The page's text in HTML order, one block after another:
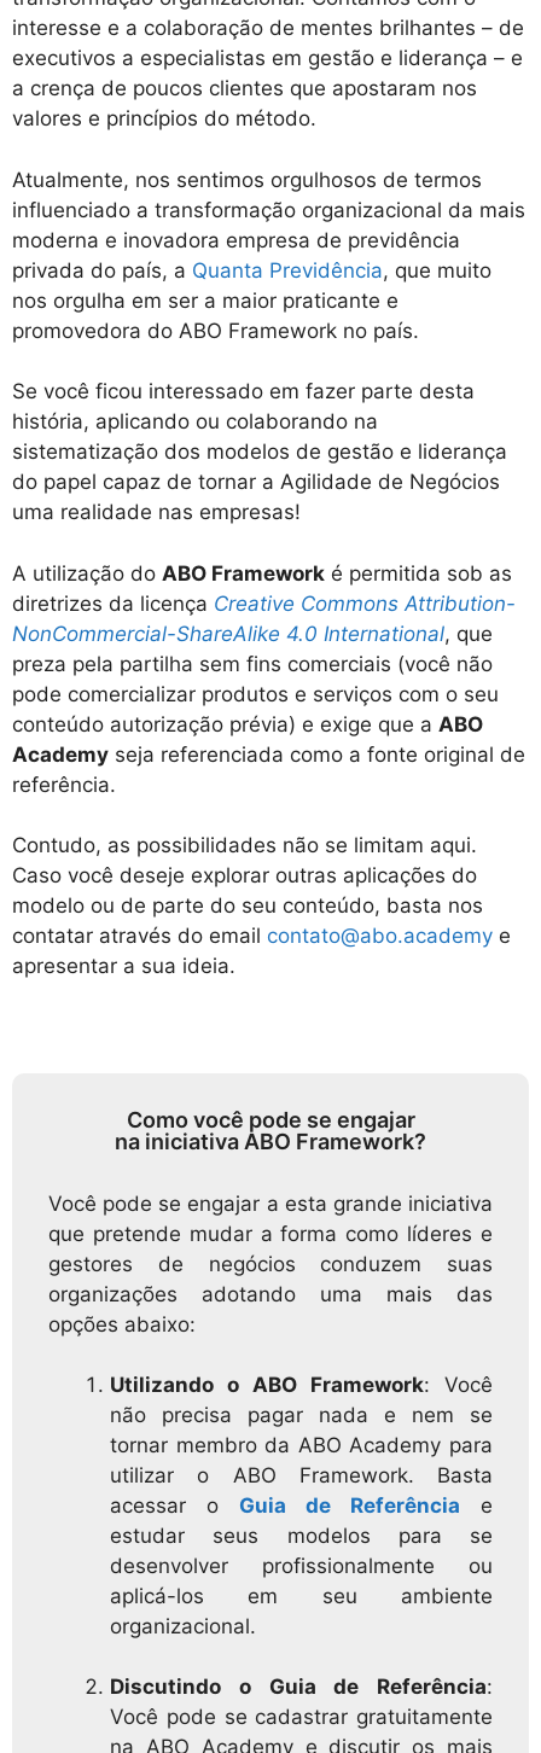
interesse e a colaboração de mentes brilhantes – de
executivos a especialistas em gestão e liderança – e
a crença de poucos clientes que apostaram nos
valores e princípios do método.
Atualmente, nos sentimos orgulhosos de termos
influenciado a transformação organizacional da mais
moderna e inovadora empresa de previdência
privada do país, a Quanta Previdência, que muito
nos orgulha em ser a maior praticante e
promovedora do ABO Framework no país.
Se você ficou interessado em fazer parte desta
história, aplicando ou colaborando na
sistematização dos modelos de gestão e liderança
do papel capaz de tornar a Agilidade de Negócios
uma realidade nas empresas!
A utilização do ABO Framework é permitida sob as
diretrizes da licença Creative Commons Attribution-
NonCommercial-ShareAlike 4.0 International, que
preza pela partilha sem fins comerciais (você não
pode comercializar produtos e serviços com o seu
conteúdo autorização prévia) e exige que a ABO
Academy seja referenciada como a fonte original de
referência.
Contudo, as possibilidades não se limitam aqui.
Caso você deseje explorar outras aplicações do
modelo ou de parte do seu conteúdo, basta nos
contatar através do email contato@abo.academy e
apresentar a sua ideia.
Como você pode se engajar
na iniciativa ABO Framework?
Você pode se engajar a esta grande iniciativa
que pretende mudar a forma como líderes e
gestores de negócios conduzem suas
organizações adotando uma mais das
opções abaixo:
Utilizando o ABO Framework: Você
não precisa pagar nada e nem se
tornar membro da ABO Academy para
utilizar o ABO Framework. Basta
acessar o Guia de Referência e
estudar seus modelos para se
desenvolver profissionalmente ou
aplicá-los em seu ambiente
organizacional.
Discutindo o Guia de Referência:
Você pode se cadastrar gratuitamente
na ABO Academy e discutir os mais